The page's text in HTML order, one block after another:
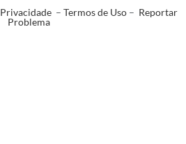
– Termos de Uso – Reportar
Problema